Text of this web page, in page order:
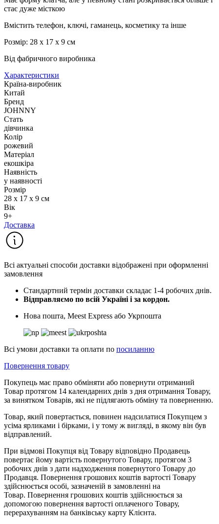
стає дуже місткою
Вмістить телефон, ключі, гаманець, косметику та інше
Розмір: 28 х 17 х 9 см
Від фабричного виробника
Характеристики
Країна-виробник
Китай
Бренд
JOHNNY
Стать
дівчинка
Колір
рожевий
Матеріал
екошкіра
Наявність
у наявності
Розмір
28 х 17 х 9 см
Вік
9+
Доставка
Всі актуальні способи доставки відображені при оформленні
замовлення
Стандартний термін доставки складає 1-4 робочих днів.
Відправляємо по всій Україні і за кордон.
Нова пошта, Meest Express або Укрпошта
Всі умови доставки та оплати по посиланню
Повернення товару
Покупець має право обміняти або повернути отриманий
Товар протягом 14 календарних днів з дня отримання Товару,
за винятком Товарів, які не підлягають обміну та поверненню.
Товар, який повертається, повинен надсилатися Покупцем з
усіма ярликами і бірками, і у тому ж вигляді, в якому він був
відправлений.
При відмові Покупця від Товару відповідно Продавець
повертає йому вартість повернутого Товару, протягом 3
робочих днів з дати надходження повернутого Товару до
Продавця. Повернення грошових коштів вартості Товару
здійснюється особі, зазначеній в замовленні на
Товар. Повернення грошових коштів здійснюється за
допомогою повернення вартості оплаченого Товару,
перерахуванням на банківську карту Клієнта.